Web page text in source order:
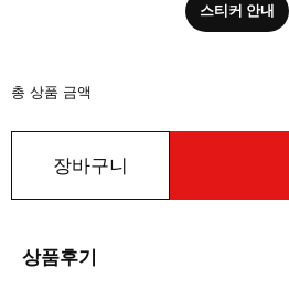
스티커 안내
총 상품 금액
장바구니
상품후기